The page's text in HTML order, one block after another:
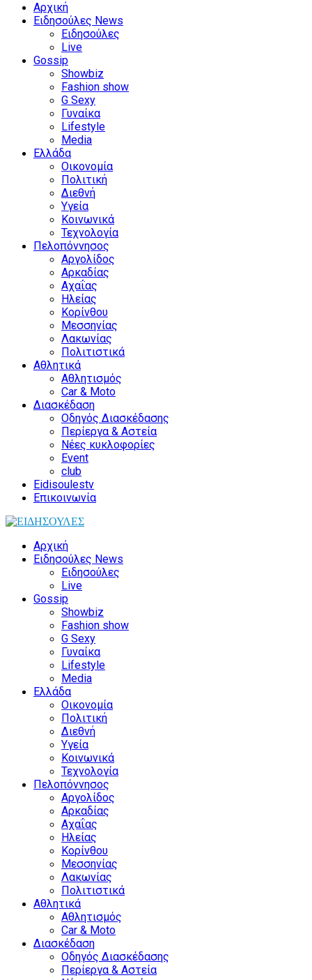
Αρχική
Ειδησούλες News
Ειδησούλες
Live
Gossip
Showbiz
Fashion show
G Sexy
Γυναίκα
Lifestyle
Media
Ελλάδα
Οικονομία
Πολιτική
Διεθνή
Υγεία
Κοινωνικά
Τεχνολογία
Πελοπόννησος
Αργολίδος
Αρκαδίας
Αχαΐας
Ηλείας
Κορίνθου
Μεσσηνίας
Λακωνίας
Πολιτιστικά
Αθλητικά
Αθλητισμός
Car & Moto
Διασκέδαση
Οδηγός Διασκέδασης
Περίεργα & Αστεία
Νέες κυκλοφορίες
Event
club
Eidisoulestv
Επικοινωνία
Αρχική
Ειδησούλες News
Ειδησούλες
Live
Gossip
Showbiz
Fashion show
G Sexy
Γυναίκα
Lifestyle
Media
Ελλάδα
Οικονομία
Πολιτική
Διεθνή
Υγεία
Κοινωνικά
Τεχνολογία
Πελοπόννησος
Αργολίδος
Αρκαδίας
Αχαΐας
Ηλείας
Κορίνθου
Μεσσηνίας
Λακωνίας
Πολιτιστικά
Αθλητικά
Αθλητισμός
Car & Moto
Διασκέδαση
Οδηγός Διασκέδασης
Περίεργα & Αστεία